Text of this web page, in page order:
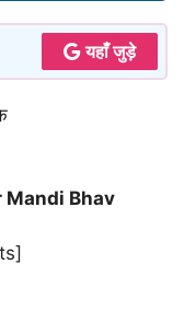
यहाँ जुड़े
Mandi Bhav